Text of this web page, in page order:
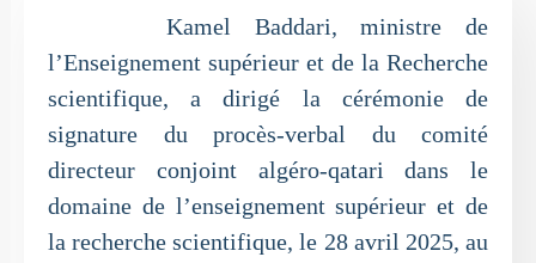
Kamel Baddari, ministre de
l’Enseignement supérieur et de la Recherche
scientifique, a dirigé la cérémonie de
signature du procès-verbal du comité
directeur conjoint algéro-qatari dans le
domaine de l’enseignement supérieur et de
la recherche scientifique, le 28 avril 2025, au